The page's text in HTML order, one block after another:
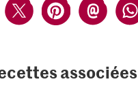
associées